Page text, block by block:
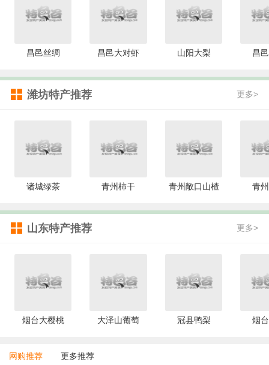
昌邑丝绸 昌邑大对虾 山阳大梨 昌
潍坊特产推荐 更多>
诸城绿茶 青州柿干 青州敞口山楂 青
山东特产推荐 更多>
烟台大樱桃 大泽山葡萄 冠县鸭梨 烟
网购推荐 更多推荐